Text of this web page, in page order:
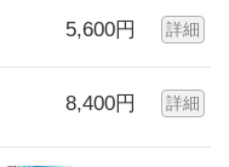
5,600円 詳細
8,400円 詳細